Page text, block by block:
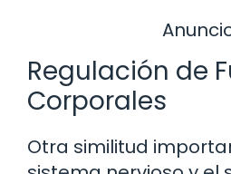
Regulación de
Corporales
Otra similitud